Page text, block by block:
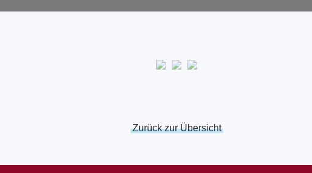
Zurück zur Übersicht